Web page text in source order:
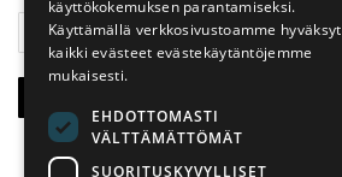
käyttökokemuksen parantamiseksi.
Käyttämällä verkkosivustoamme hyväksyt
kaikki evästeet evästekäytäntöjemme
mukaisesti.
EHDOTTOMASTI
VÄLTTÄMÄTTÖMÄT
SUORITUSKYVYLLISET